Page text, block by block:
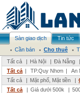
Sàn giao dịch Tin tức
Cần bán
Cho thuê
Tất cả
| Hà Nội | Đà Nẵng |
Tất cả | TP.Quy Nhơn | An
Tất cả
| Mặt phố, Mặt tiền |
Tất cả
| Giá dưới 500k |